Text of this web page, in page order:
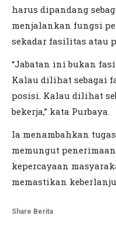
harus dipandang
menjalankan fungsi
sekadar fasilitas atau
“Jabatan ini bukan
Kalau dilihat sebagai
posisi. Kalau dilihat
bekerja,” kata Purbaya.
Ia menambahkan
memungut
kepercayaan
memastikan
Share Berita